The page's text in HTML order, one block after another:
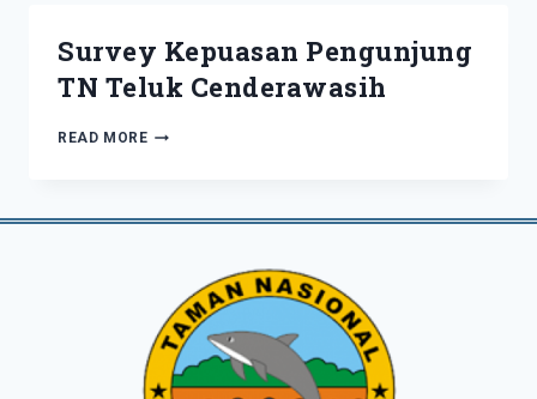
Survey Kepuasan Pengunjung
TN Teluk Cenderawasih
READ MORESURVEY
TN
CENDERAWASIH